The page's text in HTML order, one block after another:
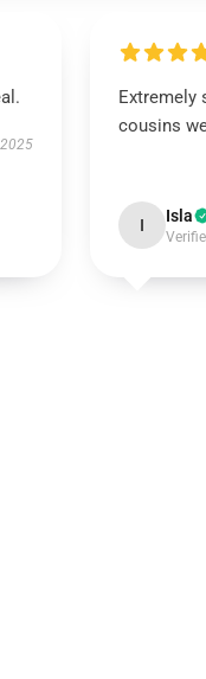
Extremely
cousins
I Isla